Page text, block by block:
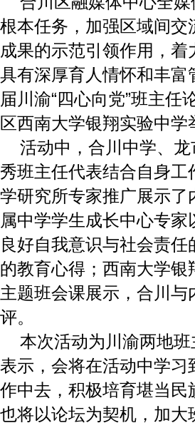
根本任务，加强区域间
成果的示范引领作用，
具有深厚育人情怀和丰
届川渝“四心向党”班主
区西南大学银翔实验中学
活动中，合川中学、
秀班主任代表结合自身
学研究所专家推广展示
属中学学生成长中心专
良好自我意识与社会责
的教育心得；西南大学
主题班会课展示，合川
评。
本次活动为川渝两地
表示，会将在活动中学
作中去，积极培育堪当
也将以论坛为契机，加